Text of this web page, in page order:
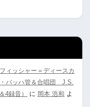
ッシャー＝ディースカ
バッハ管＆合唱団 J.S.
4録音）
に 岡本 浩和 よ